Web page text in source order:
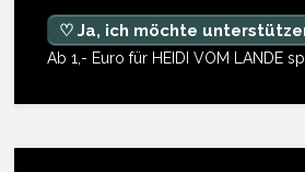
♡ Ja, ich möchte
Ab 1,- Euro für HEIDI VOM LANDE